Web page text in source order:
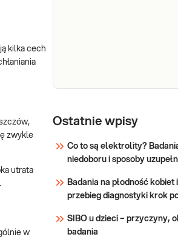
kilka cech
zwykle
utrata
w
B12
witaminy B12 w
niedoborów
anemii oraz zaburzeń
Sprawdź
Ostatnie wpisy
Co to są elektrolity?
niedoboru i sposoby
Badania na płodność kobiet
przebieg diagnostyki krok
SIBO u dzieci – przyczyny,
badania